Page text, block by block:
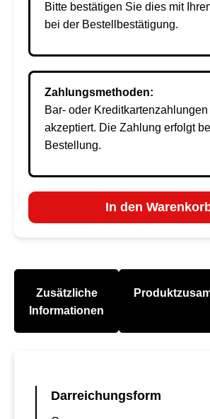
Bitte bestätigen Sie dies mit
bei der Bestellbestätigung.
Zahlungsmethoden:
Bar- oder
akzeptiert. Die Zahlung erfolgt
Bestellung.
In den
Zusätzliche
Informationen
Darreichungsform